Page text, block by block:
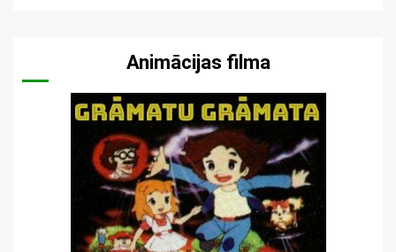
Animācijas filma